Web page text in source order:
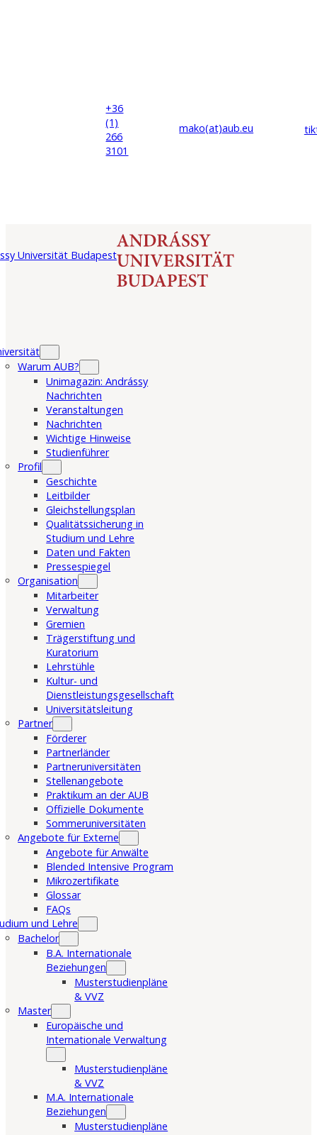
+36
(1)
266
3101
mako(at)aub.eu
Warum AUB?
Unimagazin: Andrássy
Nachrichten
Veranstaltungen
Nachrichten
Wichtige Hinweise
Studienführer
Profil
Geschichte
Leitbilder
Gleichstellungsplan
Qualitätssicherung in
Studium und Lehre
Daten und Fakten
Pressespiegel
Organisation
Mitarbeiter
Verwaltung
Gremien
Trägerstiftung und
Kuratorium
Lehrstühle
Kultur- und
Dienstleistungsgesellschaft
Universitätsleitung
Partner
Förderer
Partnerländer
Partneruniversitäten
Stellenangebote
Praktikum an der AUB
Offizielle Dokumente
Sommeruniversitäten
Angebote für Externe
Angebote für Anwälte
Blended Intensive Program
Mikrozertifikate
Glossar
FAQs
und Lehre
Bachelor
B.A. Internationale
Beziehungen
Musterstudienpläne
& VVZ
Master
Europäische und
Internationale Verwaltung
Musterstudienpläne
& VVZ
M.A. Internationale
Beziehungen
Musterstudienpläne